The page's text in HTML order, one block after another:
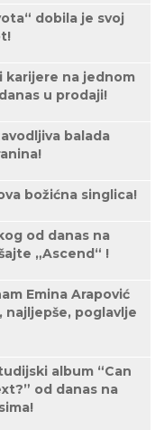
dobila je svoj
karijere na jednom
u prodaji!
balada
božićna singlica!
od danas na
„Ascend“ !
Emina Arapović
najljepše, poglavlje
album “Can
od danas na